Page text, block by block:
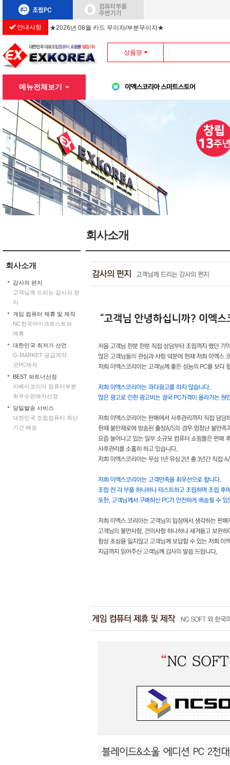
안내사항 ★2026년 08월 카드 무이자/부분무이자★
상품명
메뉴전체보기
회사소개
감사의 편지
고객님께 드리는 감사의 편
지
게임 컴퓨터 제휴 및 제작
NC한국마이크로스트와
제휴
대한민국 최저가 선언
G-MARKET 공급계약
굿PC제작
BEST 파트너선정
이베이코리아 컴퓨터부분
최우수판매자선정
당일발송 서비스
대한민국 조립컴퓨터 최단
기간 배송
회사소개